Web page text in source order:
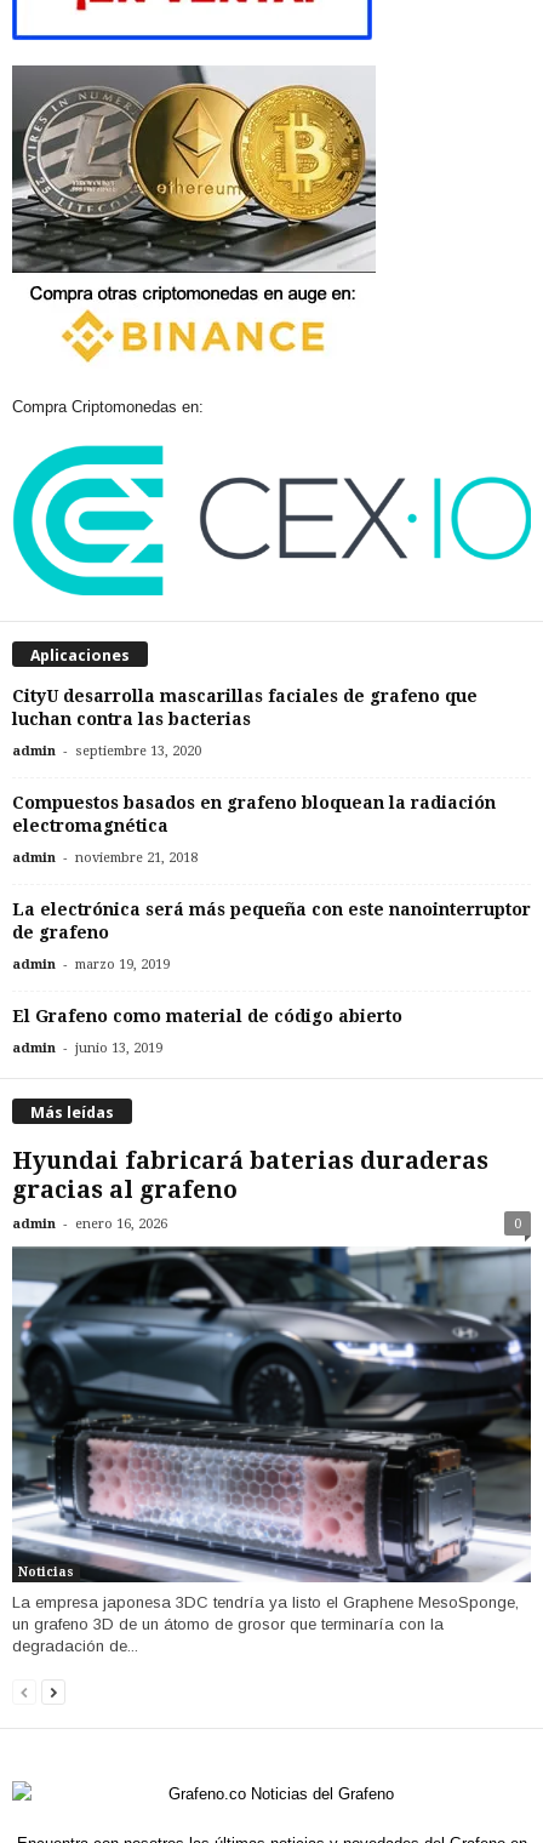
Compra Criptomonedas en:
Aplicaciones
CityU desarrolla mascarillas faciales de grafeno que
luchan contra las bacterias
admin - septiembre 13, 2020
Compuestos basados en grafeno bloquean la radiación
electromagnética
admin - noviembre 21, 2018
La electrónica será más pequeña con este nanointerruptor
de grafeno
admin - marzo 19, 2019
El Grafeno como material de código abierto
admin - junio 13, 2019
Más leídas
Hyundai fabricará baterias duraderas
gracias al grafeno
admin - enero 16, 2026 0
Noticias
La empresa japonesa 3DC tendría ya listo el Graphene MesoSponge,
un grafeno 3D de un átomo de grosor que terminaría con la
degradación de...